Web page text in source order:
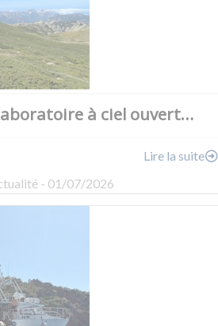
à ciel ouvert…
Lire la suite
- 01/07/2026